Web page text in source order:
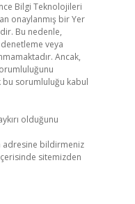
Bilgi Teknolojileri
onaylanmış bir Yer
Bu nedenle,
veya
Ancak,
bu sorumluluğu kabul
olduğunu
adresine bildirmeniz
sitemizden